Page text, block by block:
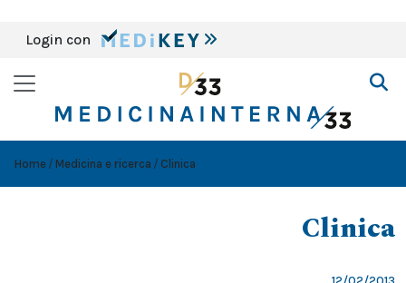
Login con
Home Medicina e ricerca Clinica
Clinica